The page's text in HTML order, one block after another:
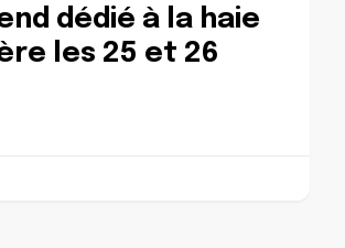
dédié à la haie
les 25 et 26